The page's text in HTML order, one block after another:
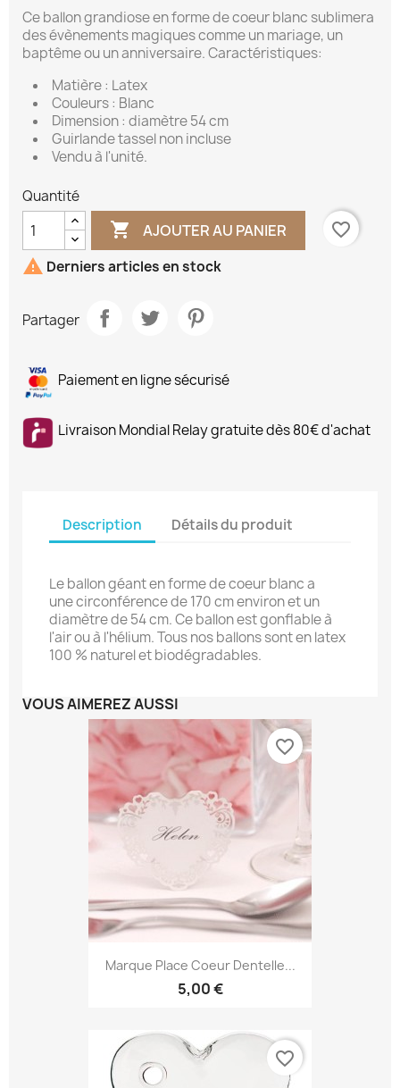
Ce ballon grandiose en forme de coeur blanc sublimera
des évènements magiques comme un mariage, un
baptême ou un anniversaire. Caractéristiques:
Matière : Latex
Couleurs : Blanc
Dimension : diamètre 54 cm
Guirlande tassel non incluse
Vendu à l'unité.
Quantité
 AJOUTER AU PANIER
favorite_border
 Derniers articles en stock
Partager
Paiement en ligne sécurisé
Livraison Mondial Relay gratuite dès 80€ d'achat
Description Détails du produit
Le ballon géant en forme de coeur blanc a
une circonférence de 170 cm environ et un
diamètre de 54 cm. Ce ballon est gonflable à
l'air ou à l'hélium. Tous nos ballons sont en latex
100 % naturel et biodégradables.
VOUS AIMEREZ AUSSI
Marque Place Coeur Dentelle...
5,00 €
favorite_border
favorite_border